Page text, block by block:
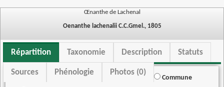
Œnanthe de Lachenal
Oenanthe lachenalii C.C.Gmel., 1805
Répartition Taxonomie Description Statuts
Sources Phénologie Photos (0)
Commune